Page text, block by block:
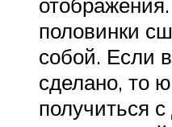
половинки
собой. Если
сделано, то
получиться